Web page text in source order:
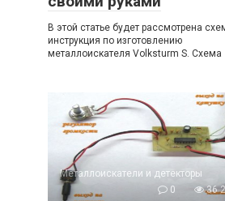
В этой статье будет рассмотрена
инструкция по изготовлению
металлоискателя Volksturm S. Схема
Металлоискатели и детекторы
0
36